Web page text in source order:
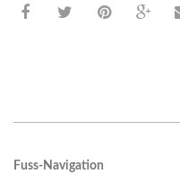
Fuss-Navigation